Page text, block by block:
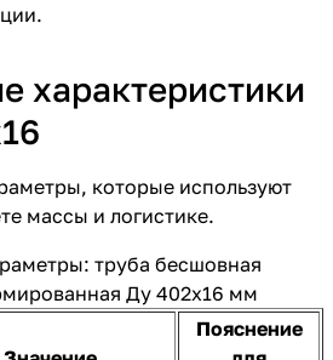
характеристики
которые используют
массы и логистике.
труба бесшовная
Ду 402х16 мм
Пояснение